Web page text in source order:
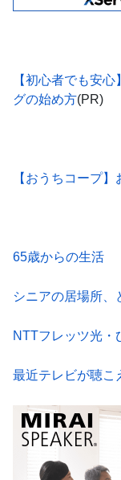
【初心者でも安
グの始め方(PR)
【おうちコープ
65歳からの生活
シニアの居場所、
NTTフレッツ光・
最近テレビが聴こ